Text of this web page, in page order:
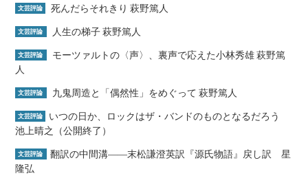
文芸評論 死んだらそれきり 萩野篤人
文芸評論 人生の梯子 萩野篤人
文芸評論
モーツァルトの〈声〉、裏声で応えた小林秀雄 萩野篤
人
文芸評論 九鬼周造と「偶然性」をめぐって 萩野篤人
文芸評論
いつの日か、ロックはザ・バンドのものとなるだろう
池上晴之（公開終了）
文芸評論
翻訳の中間溝――末松謙澄英訳『源氏物語』戻し訳 星
隆弘